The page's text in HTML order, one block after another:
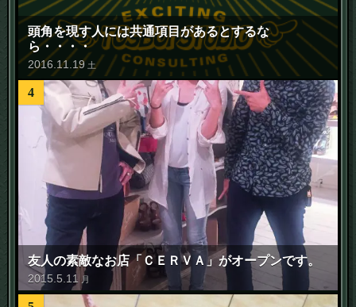
頭角を現す人には共通項目があるとするな
ら・・・・
2016 11 19 土
4
友人の素敵なお店「ＣＥＲＶＡ」がオープンです。
2015 5 11 月